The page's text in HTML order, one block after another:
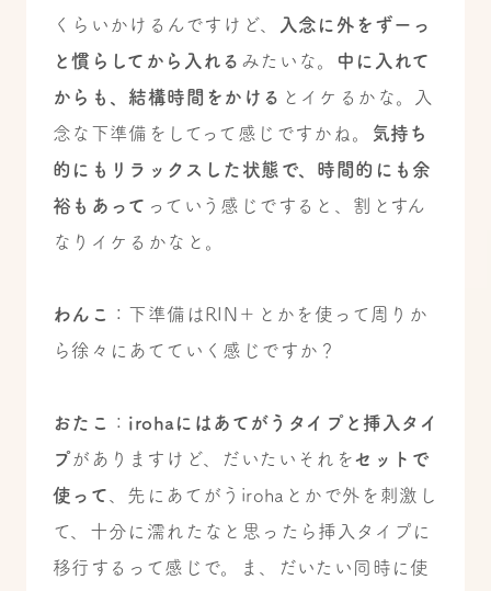
くらいかけるんですけど、
入念に外をずーっ
と慣らしてから入れる みたいな。 中に入れて
からも、結構時間をかける とイケるかな。入
念な下準備をしてって感じですかね。
気持ち
的にもリラックスした状態で、時間的にも余
裕もあって っていう感じですると、割とすん
なりイケるかなと。
わんこ
：下準備はRIN＋とかを使って周りか
ら徐々にあてていく感じですか？
おたこ ： irohaにはあてがうタイプと挿入タイ
プがありますけど、だいたいそれをセットで
使って
、先にあてがうirohaとかで外を刺激し
て、十分に濡れたなと思ったら挿入タイプに
移行するって感じで。ま、だいたい同時に使